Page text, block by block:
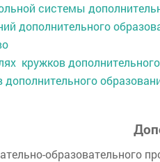
системы
дополнительного
кружков
образовательного